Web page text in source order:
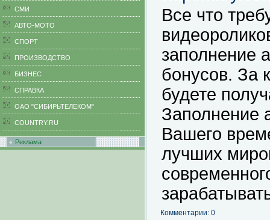
СМИ
АВТО-МОТО
СПОРТ
ПРОИЗВОДСТВО
БИЗНЕС
CПРАВКА
ОАО "СИБИРЬТЕЛЕКОМ"
COUNTRY.RU
Реклама
Все что
заполнение
бонусов. За
будете
Заполнение
Вашего
лучших
Комментарии: 0